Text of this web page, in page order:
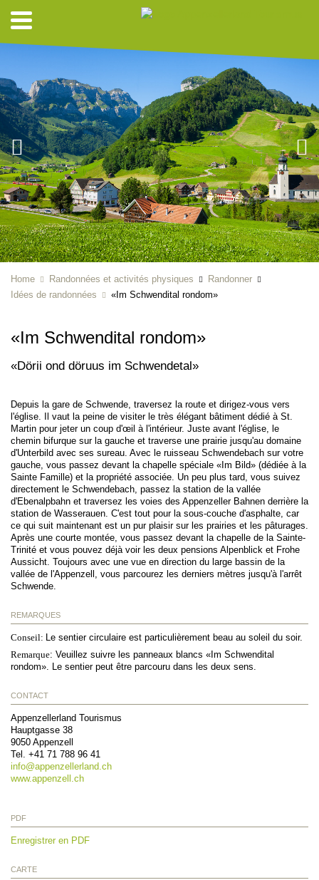
Home Randonnées et activités physiques
Randonner
Idées de randonnées
«Im Schwendital rondom»
«Im Schwendital rondom»
«Dörii ond döruus im Schwendetal»
Depuis la gare de Schwende, traversez la route et dirigez-vous vers
l'église. Il vaut la peine de visiter le très élégant bâtiment dédié à St.
Martin pour jeter un coup d'œil à l'intérieur. Juste avant l'église, le
chemin bifurque sur la gauche et traverse une prairie jusqu'au domaine
d'Unterbild avec ses sureau. Avec le ruisseau Schwendebach sur votre
gauche, vous passez devant la chapelle spéciale «Im Bild» (dédiée à la
Sainte Famille) et la propriété associée. Un peu plus tard, vous suivez
directement le Schwendebach, passez la station de la vallée
d'Ebenalpbahn et traversez les voies des Appenzeller Bahnen derrière la
station de Wasserauen. C'est tout pour la sous-couche d'asphalte, car
ce qui suit maintenant est un pur plaisir sur les prairies et les pâturages.
Après une courte montée, vous passez devant la chapelle de la Sainte-
Trinité et vous pouvez déjà voir les deux pensions Alpenblick et Frohe
Aussicht. Toujours avec une vue en direction du large bassin de la
vallée de l'Appenzell, vous parcourez les derniers mètres jusqu'à l'arrêt
Schwende.
REMARQUES
Conseil: Le sentier circulaire est particulièrement beau au soleil du soir.
Remarque: Veuillez suivre les panneaux blancs «Im Schwendital
rondom». Le sentier peut être parcouru dans les deux sens.
CONTACT
Appenzellerland Tourismus
Hauptgasse 38
9050 Appenzell
Tel. +41 71 788 96 41
info@appenzellerland.ch
www.appenzell.ch
PDF
Enregistrer en PDF
CARTE